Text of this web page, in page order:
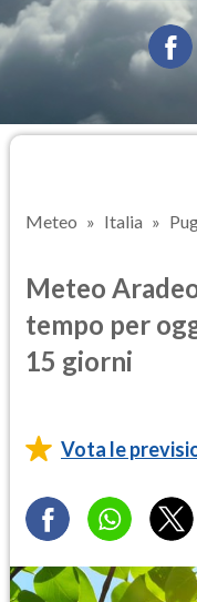
Meteo Italia
Meteo
tempo per
15 giorni
Vota le